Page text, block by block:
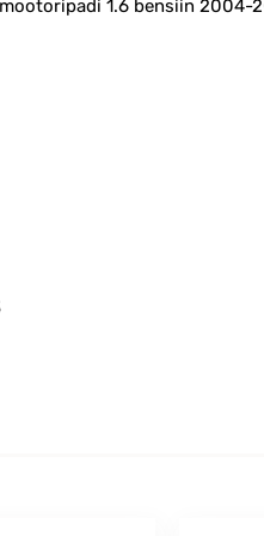
1.6 bensiin 2004-